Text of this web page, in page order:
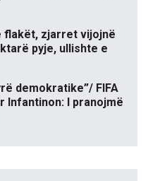
flakët, zjarret vijojnë
pyje, ullishte e
demokratike”/ FIFA
Infantinon: I pranojmë